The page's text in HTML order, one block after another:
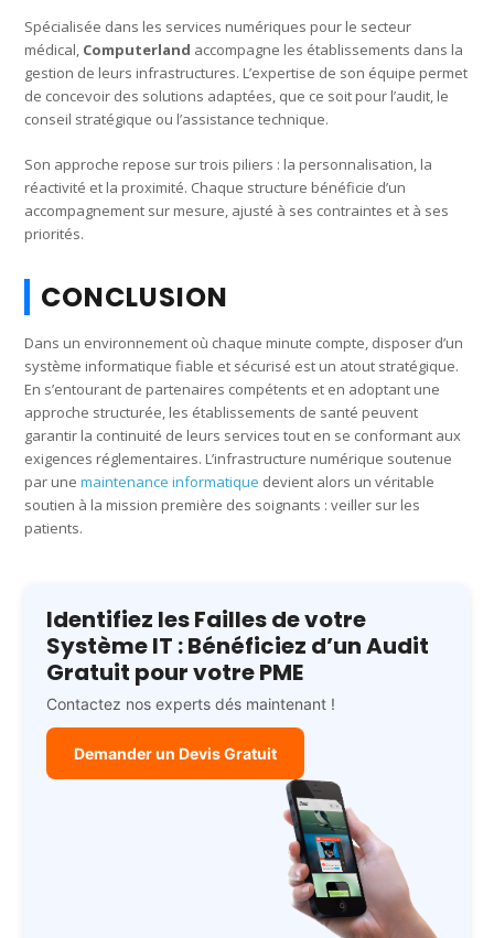
Spécialisée dans les services numériques pour le secteur
médical, Computerland accompagne les établissements dans la
gestion de leurs infrastructures. L’expertise de son équipe permet
de concevoir des solutions adaptées, que ce soit pour l’audit, le
conseil stratégique ou l’assistance technique.
Son approche repose sur trois piliers : la personnalisation, la
réactivité et la proximité. Chaque structure bénéficie d’un
accompagnement sur mesure, ajusté à ses contraintes et à ses
priorités.
CONCLUSION
Dans un environnement où chaque minute compte, disposer d’un
système informatique fiable et sécurisé est un atout stratégique.
En s’entourant de partenaires compétents et en adoptant une
approche structurée, les établissements de santé peuvent
garantir la continuité de leurs services tout en se conformant aux
exigences réglementaires. L’infrastructure numérique soutenue
par unemaintenance informatique devient alors un véritable
soutien à la mission première des soignants : veiller sur les
patients.
Identifiez les Failles de votre
Système IT : Bénéficiez d’un Audit
Gratuit pour votre PME
Contactez nos experts dés maintenant !
Demander un Devis Gratuit